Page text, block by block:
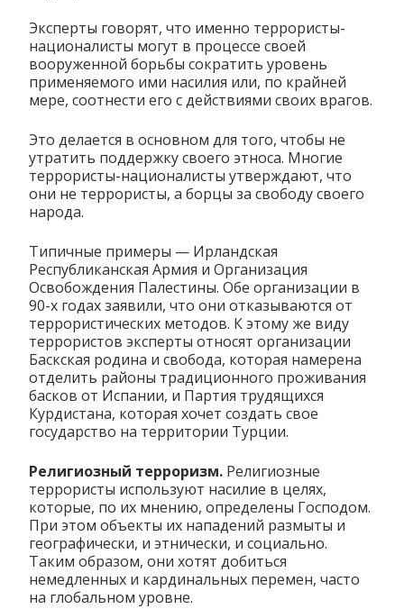
Эксперты говорят, что именно террористы-
националисты могут в процессе своей
вооруженной борьбы сократить уровень
применяемого ими насилия или, по крайней
мере, соотнести его с действиями своих врагов.
Это делается в основном для того, чтобы не
утратить поддержку своего этноса. Многие
террористы-националисты утверждают, что
они не террористы, а борцы за свободу своего
народа.
Типичные примеры — Ирландская
Республиканская Армия и Организация
Освобождения Палестины. Обе организации в
90-х годах заявили, что они отказываются от
террористических методов. К этому же виду
террористов эксперты относят организации
Баскская родина и свобода, которая намерена
отделить районы традиционного проживания
басков от Испании, и Партия трудящихся
Курдистана, которая хочет создать свое
государство на территории Турции.
Религиозный терроризм. Религиозные
террористы используют насилие в целях,
которые, по их мнению, определены Господом.
При этом объекты их нападений размыты и
географически, и этнически, и социально.
Таким образом, они хотят добиться
немедленных и кардинальных перемен, часто
на глобальном уровне.